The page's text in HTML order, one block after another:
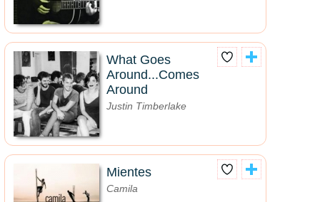
What Goes
Around...Comes
Around
Justin Timberlake
Mientes
Camila